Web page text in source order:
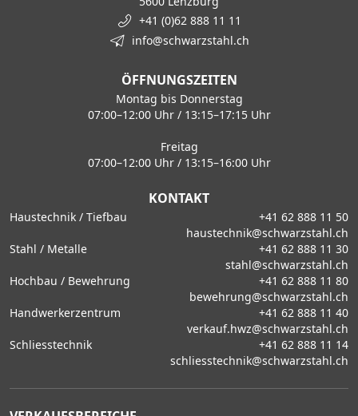
+41 (0)62 888 11 11
info@schwarzstahl.ch
ÖFFNUNGSZEITEN
Montag bis Donnerstag
07:00–12:00 Uhr / 13:15–17:15 Uhr
Freitag
07:00–12:00 Uhr / 13:15–16:00 Uhr
KONTAKT
Haustechnik / Tiefbau
+41 62 888 11 50
haustechnik@schwarzstahl.ch
Stahl / Metalle
+41 62 888 11 30
stahl@schwarzstahl.ch
Hochbau / Bewehrung
+41 62 888 11 80
bewehrung@schwarzstahl.ch
Handwerkerzentrum
+41 62 888 11 40
verkauf.hwz@schwarzstahl.ch
Schliesstechnik
+41 62 888 11 14
schliesstechnik@schwarzstahl.ch